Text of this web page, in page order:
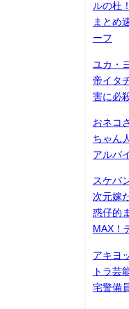
ルの杜
まとめ
ーフ
ユカ・
帝イタ
害に必
おネコ
ちゃん
アルバ
スケバ
次元嫁
惑仔的
MAX！
アキヨ
トラ芸
宅警備